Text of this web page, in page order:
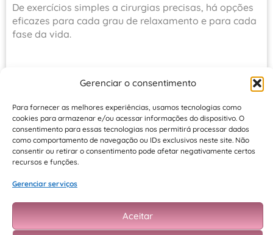
Gerenciar o consentimento
Para fornecer as melhores experiências, usamos tecnologias como
cookies para armazenar e/ou acessar informações do dispositivo. O
consentimento para essas tecnologias nos permitirá processar dados
como comportamento de navegação ou IDs exclusivos neste site. Não
consentir ou retirar o consentimento pode afetar negativamente certos
recursos e funções.
Gerenciar serviços
Aceitar
De exercícios simples a cirurgias precisas, há opções
eficazes para cada grau de relaxamento e para cada
fase da vida.
, discutir expectativas e escolher a
bem-estar emocional.
Lembre-se: ao cuidar da saúde íntima, você fortalece
não apenas músculos e colágeno, mas também
e feliz.
Você merece sentir-se bem em seu próprio corpo.